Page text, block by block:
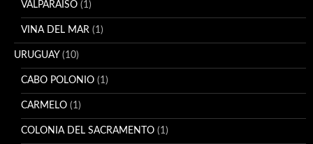
VALPARAISO (1)
VINA DEL MAR (1)
URUGUAY (10)
CABO POLONIO (1)
CARMELO (1)
COLONIA DEL SACRAMENTO (1)